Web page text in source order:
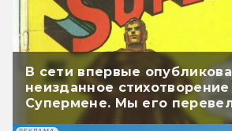
В сети впервые
неизданное
Супермене. Мы его